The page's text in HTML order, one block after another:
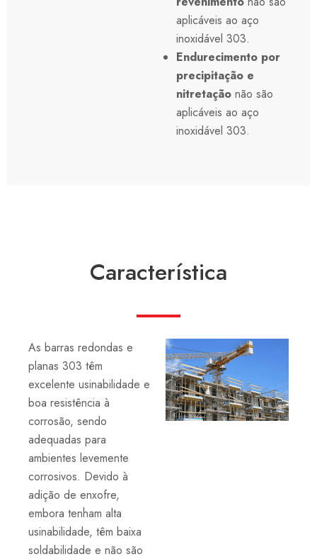
aplicáveis ao aço
inoxidável 303.
Endurecimento por
precipitação e
nitretação não são
aplicáveis ao aço
inoxidável 303.
Característica
As barras redondas e
planas 303 têm
excelente usinabilidade e
boa resistência à
corrosão, sendo
adequadas para
ambientes levemente
corrosivos. Devido à
adição de enxofre,
embora tenham alta
usinabilidade, têm baixa
soldabilidade e não são